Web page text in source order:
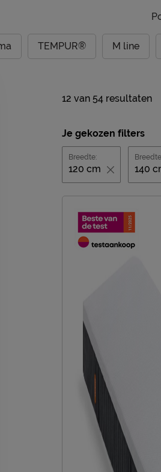
TEMPUR® M line
12 van 54 resultaten
Je gekozen filters
Breedte:
120 cm 140